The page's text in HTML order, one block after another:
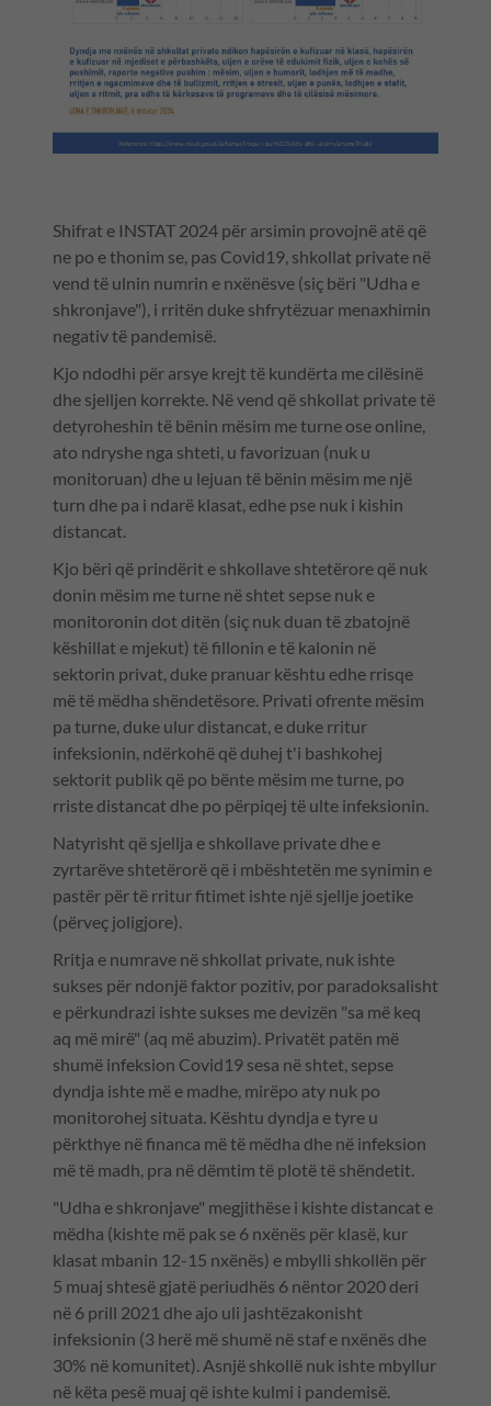
Shifrat e INSTAT 2024 për arsimin provojnë atë që
ne po e thonim se, pas Covid19, shkollat private në
vend të ulnin numrin e nxënësve (siç bëri "Udha e
shkronjave"), i rritën duke shfrytëzuar menaxhimin
negativ të pandemisë.
Kjo ndodhi për arsye krejt të kundërta me cilësinë
dhe sjelljen korrekte. Në vend që shkollat private të
detyroheshin të bënin mësim me turne ose online,
ato ndryshe nga shteti, u favorizuan (nuk u
monitoruan) dhe u lejuan të bënin mësim me një
turn dhe pa i ndarë klasat, edhe pse nuk i kishin
distancat.
Kjo bëri që prindërit e shkollave shtetërore që nuk
donin mësim me turne në shtet sepse nuk e
monitoronin dot ditën (siç nuk duan të zbatojnë
këshillat e mjekut) të fillonin e të kalonin në
sektorin privat, duke pranuar kështu edhe rrisqe
më të mëdha shëndetësore. Privati ofrente mësim
pa turne, duke ulur distancat, e duke rritur
infeksionin, ndërkohë që duhej t'i bashkohej
sektorit publik që po bënte mësim me turne, po
rriste distancat dhe po përpiqej të ulte infeksionin.
Natyrisht që sjellja e shkollave private dhe e
zyrtarëve shtetërorë që i mbështetën me synimin e
pastër për të rritur fitimet ishte një sjellje joetike
(përveç joligjore).
Rritja e numrave në shkollat private, nuk ishte
sukses për ndonjë faktor pozitiv, por paradoksalisht
e përkundrazi ishte sukses me devizën "sa më keq
aq më mirë" (aq më abuzim). Privatët patën më
shumë infeksion Covid19 sesa në shtet, sepse
dyndja ishte më e madhe, mirëpo aty nuk po
monitorohej situata. Kështu dyndja e tyre u
përkthye në financa më të mëdha dhe në infeksion
më të madh, pra në dëmtim të plotë të shëndetit.
"Udha e shkronjave" megjithëse i kishte distancat e
mëdha (kishte më pak se 6 nxënës për klasë, kur
klasat mbanin 12-15 nxënës) e mbylli shkollën për
5 muaj shtesë gjatë periudhës 6 nëntor 2020 deri
në 6 prill 2021 dhe ajo uli jashtëzakonisht
infeksionin (3 herë më shumë në staf e nxënës dhe
30% në komunitet). Asnjë shkollë nuk ishte mbyllur
në këta pesë muaj që ishte kulmi i pandemisë.